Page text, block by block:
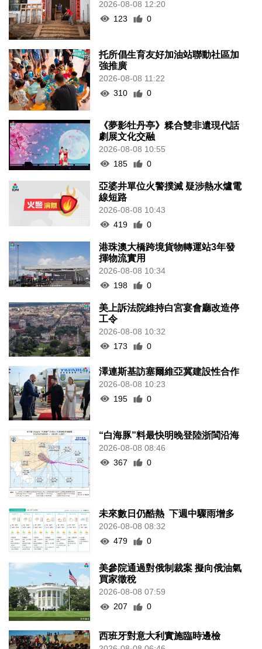
2026-08-08 12:20
123
0
托所倡生育友好加油站聯動社區加
強推廣
2026-08-08 11:22
310
0
《夢影牡丹亭》糅合雙非遺現代話
劇展文化交融
2026-08-08 10:55
185
0
亞婆井單位火警撲滅 疑涉熱水爐電
線短路
2026-08-08 10:43
419
0
港珠澳大橋跨境貨物轉運站3年發
揮物流實用
2026-08-08 10:34
198
0
美上訴法院維持白宮宴會廳改造停
工令
2026-08-08 10:32
173
0
澤連斯基訪塞爾維亞冀建設性合作
2026-08-08 10:23
195
0
“白海豚”料最快明晚登陸浙閩沿海
2026-08-08 08:46
367
0
未來數日仍酷熱 下週中驟雨增多
2026-08-08 08:32
479
0
美參院通過對俄制裁案 擬向俄油氣
買家徵稅
2026-08-08 07:59
207
0
西班牙對意大利實施臨時邊檢